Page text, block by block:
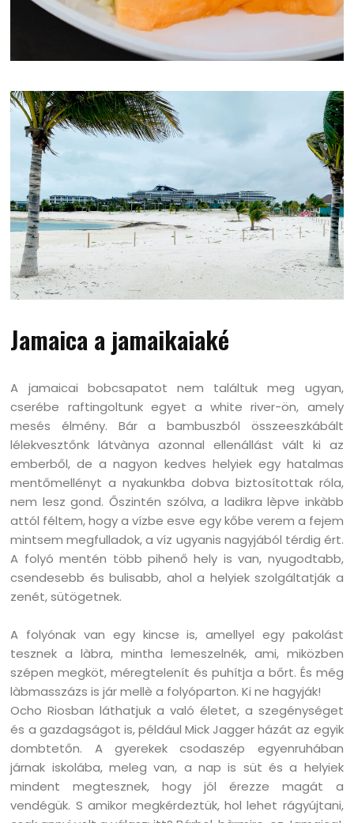
Jamaica a jamaikaiaké
A jamaicai bobcsapatot nem találtuk meg ugyan,
cserébe raftingoltunk egyet a white river-ön, amely
mesés élmény. Bár a bambuszból összeeszkábált
lélekvesztőnk látvànya azonnal ellenállást vált ki az
emberből, de a nagyon kedves helyiek egy hatalmas
mentőmellényt a nyakunkba dobva biztosítottak róla,
nem lesz gond. Őszintén szólva, a ladikra lèpve inkàbb
attól féltem, hogy a vízbe esve egy kőbe verem a fejem
mintsem megfulladok, a víz ugyanis nagyjából térdig ért.
A folyó mentén több pihenő hely is van, nyugodtabb,
csendesebb és bulisabb, ahol a helyiek szolgáltatják a
zenét, sütögetnek.
A folyónak van egy kincse is, amellyel egy pakolást
tesznek a làbra, mintha lemeszelnék, ami, miközben
szépen megköt, méregtelenít és puhítja a bőrt. És még
làbmasszázs is jár mellè a folyóparton. Ki ne hagyják!
Ocho Riosban láthatjuk a való életet, a szegénységet
és a gazdagságot is, például Mick Jagger házát az egyik
dombtetőn. A gyerekek csodaszép egyenruhában
járnak iskolába, meleg van, a nap is süt és a helyiek
mindent megtesznek, hogy jól érezze magát a
vendégük. S amikor megkérdeztük, hol lehet rágyújtani,